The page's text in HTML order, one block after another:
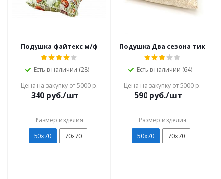
Подушка файтекс м/ф
Есть в наличии (28)
Цена на закупку от 5000 р.
340 руб./шт
Размер изделия
50х70 70х70
Подушка Два сезона тик
Есть в наличии (64)
Цена на закупку от 5000 р.
590 руб./шт
Размер изделия
50х70 70х70